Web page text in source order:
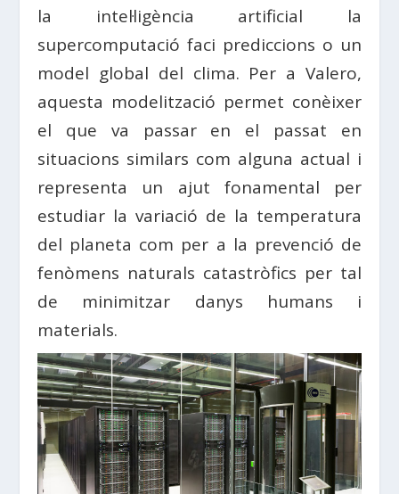
la intel·ligència artificial la
supercomputació faci prediccions o un
model global del clima. Per a Valero,
aquesta modelització permet conèixer
el que va passar en el passat en
situacions similars com alguna actual i
representa un ajut fonamental per
estudiar la variació de la temperatura
del planeta com per a la prevenció de
fenòmens naturals catastròfics per tal
de minimitzar danys humans i
materials.